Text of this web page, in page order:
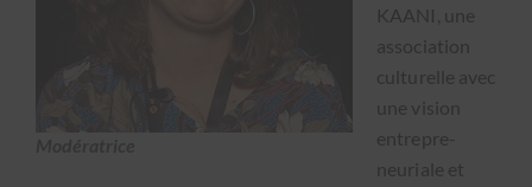
KAANI, une
asso­ci­a­tion
cul­turelle avec
une vision
entre­pre­
neuri­ale et